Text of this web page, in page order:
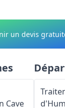
un devis
Cave